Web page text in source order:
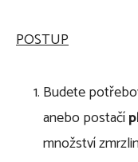
POSTUP
Budete
anebo postačí
množství